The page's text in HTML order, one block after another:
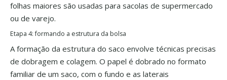
folhas maiores são usadas para sacolas de supermercado
ou de varejo.
Etapa 4: formando a estrutura da bolsa
A formação da estrutura do saco envolve técnicas precisas
de dobragem e colagem. O papel é dobrado no formato
familiar de um saco, com o fundo e as laterais